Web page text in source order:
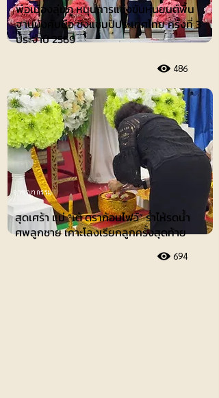
พ่อเมืองลุ่มภู หนุนการแข่งขันหุ่นยนต์พื้น
ฐานบังคับมือ ชิงแชมป์ประเทศไทย ครั้งที่ 3
ประจำปี 2569
486
สุดเศร้า แม่ “เต้ ดราก้อนไฟว์” ร่ำไห้รดน้ำ
ศพลูกชาย เคาะโลงเรียกลูกครั้งสุดท้าย
694
อาชญากรรม